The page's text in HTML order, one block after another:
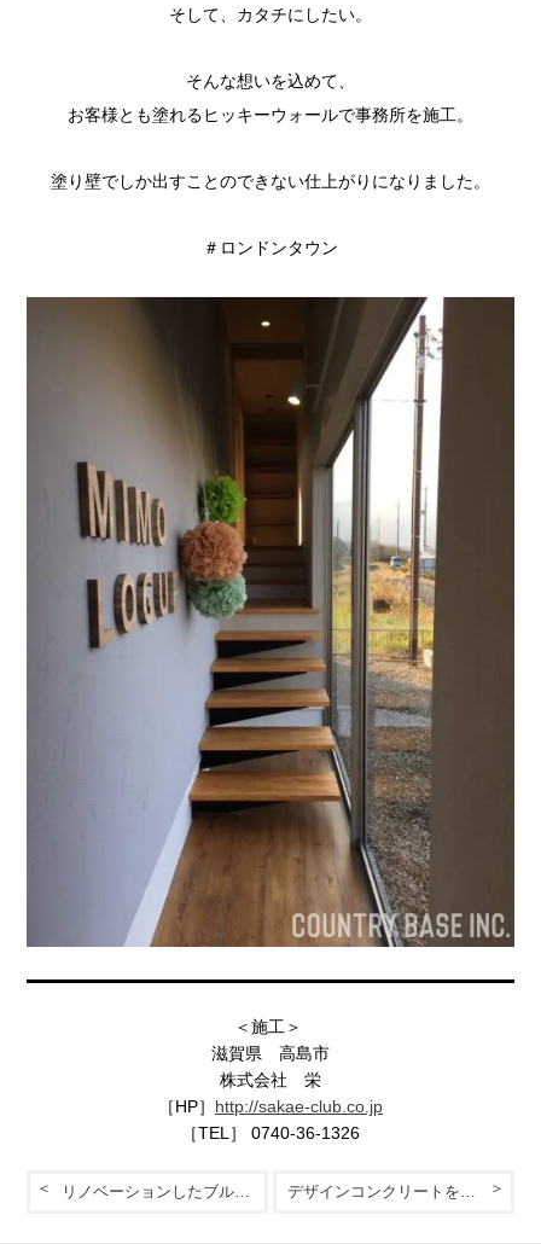
そして、カタチにしたい。
そんな想いを込めて、
お客様とも塗れるヒッキーウォールで事務所を施工。
塗り壁でしか出すことのできない仕上がりになりました。
＃ロンドンタウン
＜施工＞
滋賀県 高島市
株式会社 栄
［HP］ http://sakae-club.co.jp
［TEL］ 0740-36-1326
リノベーションしたブルーグレーのお家 デザインコンクリートを詰め込んだ店舗デザイン